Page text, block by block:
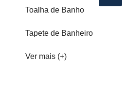
Toalha de Banho
Tapete de Banheiro
Ver mais (+)